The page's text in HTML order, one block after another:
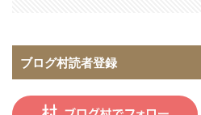
ブログ村読者登録